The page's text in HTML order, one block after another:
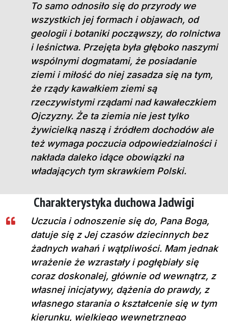
To samo odnosiło się do przyrody we
wszystkich jej formach i objawach, od
geologii i botaniki począwszy, do rolnictwa
i leśnictwa. Przejęta była głęboko naszymi
wspólnymi dogmatami, że posiadanie
ziemi i miłość do niej zasadza się na tym,
że rządy kawałkiem ziemi są
rzeczywistymi rządami nad kawałeczkiem
Ojczyzny. Że ta ziemia nie jest tylko
żywicielką naszą i źródłem dochodów ale
też wymaga poczucia odpowiedzialności i
nakłada daleko idące obowiązki na
władających tym skrawkiem Polski.
Charakterystyka duchowa Jadwigi
Uczucia i odnoszenie się do, Pana Boga,
datuje się z Jej czasów dziecinnych bez
żadnych wahań i wątpliwości. Mam jednak
wrażenie że wzrastały i pogłębiały się
coraz doskonalej, głównie od wewnątrz, z
własnej inicjatywy, dążenia do prawdy, z
własnego starania o kształcenie się w tym
kierunku, wielkiego wewnętrznego